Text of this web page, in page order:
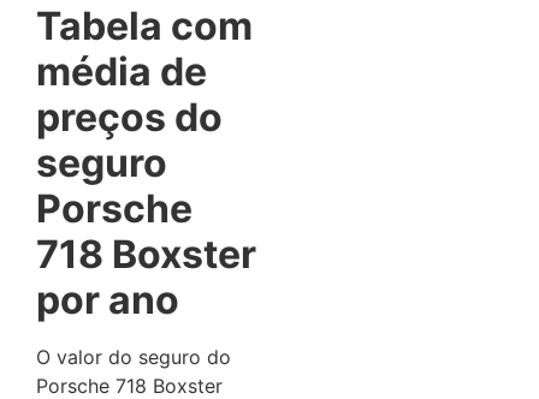
Tabela com
média de
preços do
seguro
Porsche
718 Boxster
por ano
O valor do seguro do
Porsche 718 Boxster